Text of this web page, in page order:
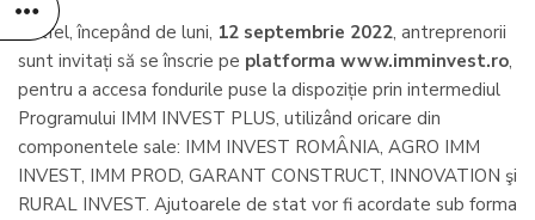
Astfel, începând de luni, 12 septembrie 2022, antreprenorii
sunt invitați să se înscrie pe platforma www.imminvest.ro,
pentru a accesa fondurile puse la dispoziție prin intermediul
Programului IMM INVEST PLUS, utilizând oricare din
componentele sale: IMM INVEST ROMÂNIA, AGRO IMM
INVEST, IMM PROD, GARANT CONSTRUCT, INNOVATION şi
RURAL INVEST. Ajutoarele de stat vor fi acordate sub forma